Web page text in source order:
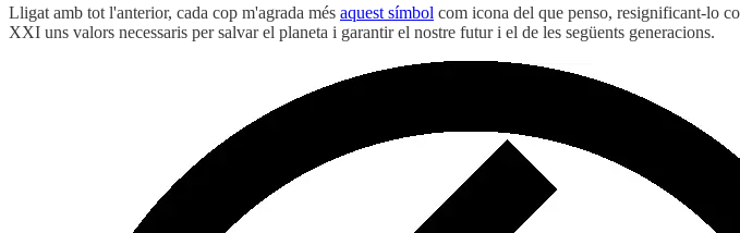
Lligat amb tot l'anterior, cada cop m'agrada més aquest símbol com icona del que penso, resignificant-lo
XXI uns valors necessaris per salvar el planeta i garantir el nostre futur i el de les següents generacions.